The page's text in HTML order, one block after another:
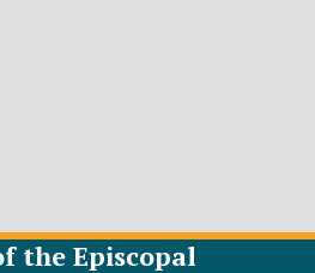
the Episcopal